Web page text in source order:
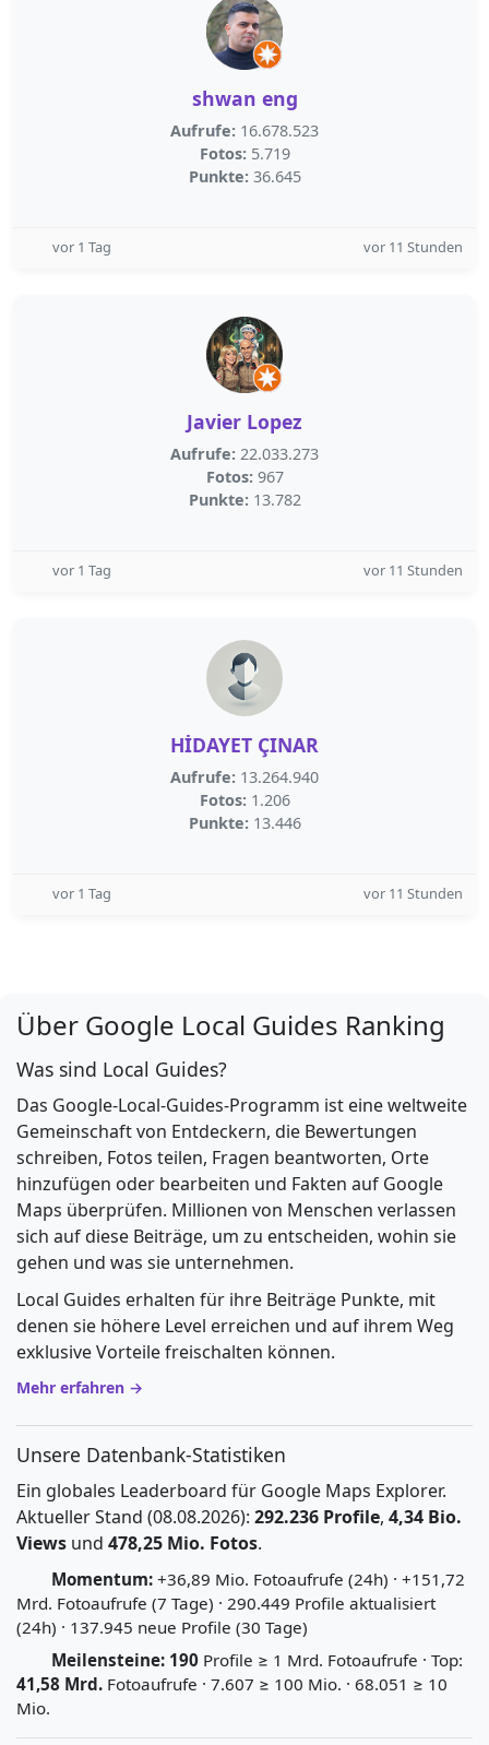
shwan eng
Aufrufe: 16.678.523
Fotos: 5.719
Punkte: 36.645
vor 1 Tag vor 11 Stunden
Javier Lopez
Aufrufe: 22.033.273
Fotos: 967
Punkte: 13.782
vor 1 Tag vor 11 Stunden
HİDAYET ÇINAR
Aufrufe: 13.264.940
Fotos: 1.206
Punkte: 13.446
vor 1 Tag vor 11 Stunden
Über Google Local Guides Ranking
Was sind Local Guides?
Das Google-Local-Guides-Programm ist eine weltweite
Gemeinschaft von Entdeckern, die Bewertungen
schreiben, Fotos teilen, Fragen beantworten, Orte
hinzufügen oder bearbeiten und Fakten auf Google
Maps überprüfen. Millionen von Menschen verlassen
sich auf diese Beiträge, um zu entscheiden, wohin sie
gehen und was sie unternehmen.
Local Guides erhalten für ihre Beiträge Punkte, mit
denen sie höhere Level erreichen und auf ihrem Weg
exklusive Vorteile freischalten können.
Mehr erfahren →
Unsere Datenbank-Statistiken
Ein globales Leaderboard für Google Maps Explorer.
Aktueller Stand (08.08.2026): 292.236 Profile, 4,34 Bio.
Views und 478,25 Mio. Fotos.
Momentum: +36,89 Mio. Fotoaufrufe (24h) · +151,72
Mrd. Fotoaufrufe (7 Tage) · 290.449 Profile aktualisiert
(24h) · 137.945 neue Profile (30 Tage)
Meilensteine: 190 Profile ≥ 1 Mrd. Fotoaufrufe · Top:
41,58 Mrd. Fotoaufrufe · 7.607 ≥ 100 Mio. · 68.051 ≥ 10
Mio.